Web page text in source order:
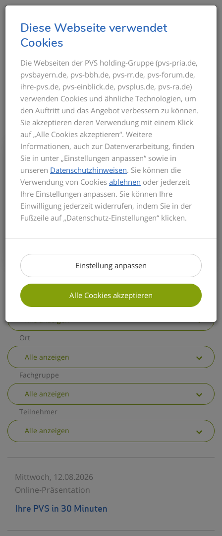
Diese Webseite verwendet
Cookies
Die Webseiten der PVS holding-Gruppe (pvs-pria.de,
pvsbayern.de, pvs-bbh.de, pvs-rr.de, pvs-forum.de,
ihre-pvs.de, pvs-einblick.de, pvsplus.de, pvs-ra.de)
verwenden Cookies und ähnliche Technologien, um
den Auftritt und das Angebot verbessern zu können.
Sie akzeptieren deren Verwendung mit einem Klick
auf „Alle Cookies akzeptieren“. Weitere
Informationen, auch zur Datenverarbeitung, finden
Sie in unter „Einstellungen anpassen“ sowie in
unseren Datenschutzhinweisen. Sie können die
Verwendung von Cookies ablehnen oder jederzeit
Ihre Einstellungen anpassen. Sie können Ihre
Einwilligung jederzeit widerrufen, indem Sie in der
Fußzeile auf „Datenschutz-Einstellungen“ klicken.
Einstellung anpassen
Alle Cookies akzeptieren
THEMEN IM ÜBERBLICK
Bis zum Inkrafttreten der neuen GOÄ gilt
für die Privatabrechnung die aktuelle
GOÄ-Fassung. Auf dieser basieren die
Seminarinhalte. Zu Beginn des Seminars
informieren wir Sie über den derzeitigen
Stand der neuen GOÄ. Zusätzlich
erhalten Sie einen kurzen Überblick über
Thema
Alle anzeigen
Ort
Alle anzeigen
Fachgruppe
Alle anzeigen
Teilnehmer
Alle anzeigen
Mittwoch, 12.08.2026
Online-Präsentation
Ihre PVS in 30 Minuten